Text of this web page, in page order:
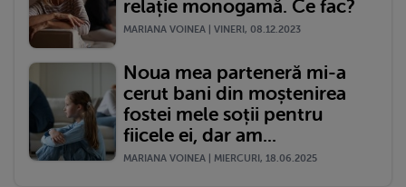
relație monogamă. Ce fac?
MARIANA VOINEA | VINERI, 08.12.2023
Noua mea parteneră mi-a
cerut bani din moștenirea
fostei mele soții pentru
fiicele ei, dar am...
MARIANA VOINEA | MIERCURI, 18.06.2025